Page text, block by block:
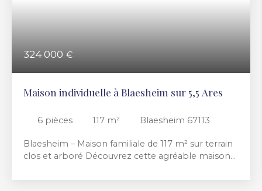
324 000 €
Maison individuelle à Blaesheim sur 5,5 Ares
6 pièces 117 m² Blaesheim 67113
Blaesheim – Maison familiale de 117 m² sur terrain
clos et arboré Découvrez cette agréable maison
environnement verdoyant, offrant de beaux